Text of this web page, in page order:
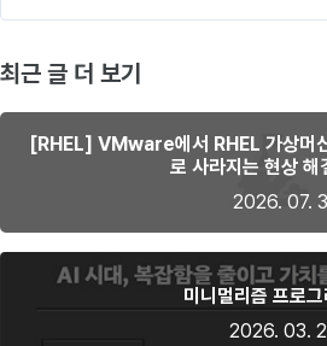
최근 글 더 보기
[RHEL] VMware에서 RHEL 가상머
로 사라지는 현상 해
2026. 07.
미니멀리즘 프로그
2026. 03.